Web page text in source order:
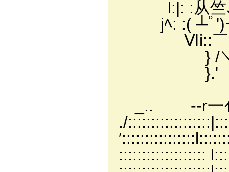
l:|: :从竺､､:
jﾍ: :( ┴ﾟ')
Ⅵi::￣´
} /＼
}.'
_.. --r
./
:::::::::::::::::::